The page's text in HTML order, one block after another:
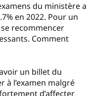
du ministère a
en 2022. Pour un
recommencer
Comment
un billet du
à l’examen malgré
d’affecter